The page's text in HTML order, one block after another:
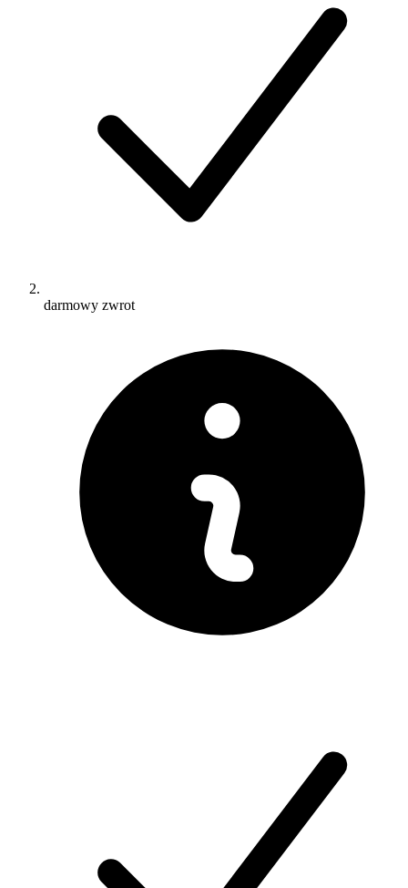
darmowy zwrot